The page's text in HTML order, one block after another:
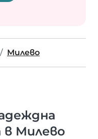
Милево
в Милево